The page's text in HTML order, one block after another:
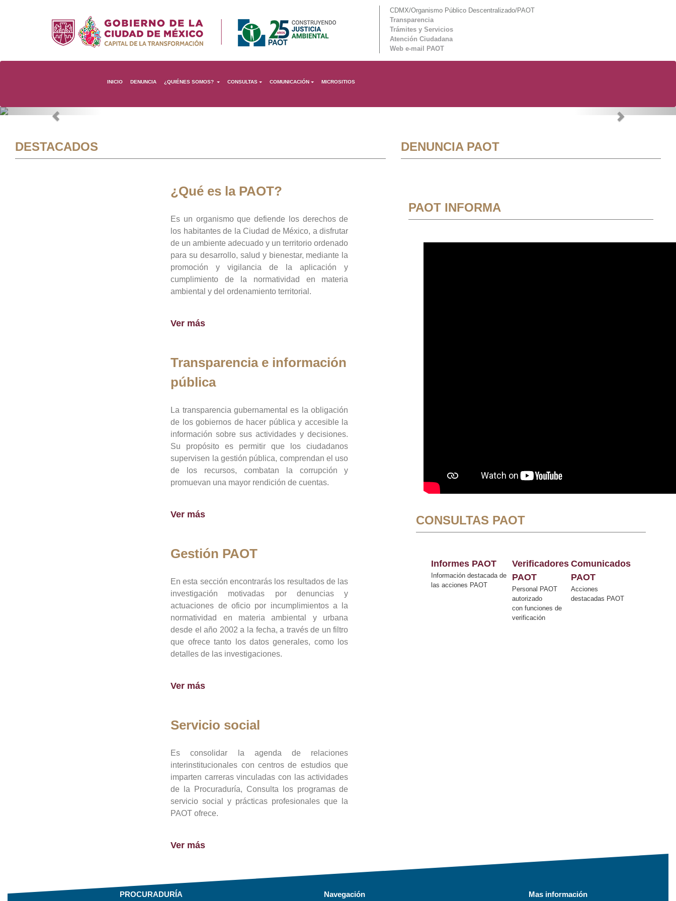
CDMX/Organismo Público Descentralizado/PAOT
Transparencia
Trámites y Servicios
Atención Ciudadana
Web e-mail PAOT
INICIO DENUNCIA ¿QUIÉNES SOMOS? CONSULTAS COMUNICACIÓN MICROSITIOS
Previous Next
DESTACADOS
¿Qué es la PAOT?
Es un organismo que defiende los derechos de
los habitantes de la Ciudad de México, a disfrutar
de un ambiente adecuado y un territorio ordenado
para su desarrollo, salud y bienestar, mediante la
promoción y vigilancia de la aplicación y
cumplimiento de la normatividad en materia
ambiental y del ordenamiento territorial.
Ver más
Transparencia e información
pública
La transparencia gubernamental es la obligación
de los gobiernos de hacer pública y accesible la
información sobre sus actividades y decisiones.
Su propósito es permitir que los ciudadanos
supervisen la gestión pública, comprendan el uso
de los recursos, combatan la corrupción y
promuevan una mayor rendición de cuentas.
Ver más
Gestión PAOT
En esta sección encontrarás los resultados de las
investigación motivadas por denuncias y
actuaciones de oficio por incumplimientos a la
normatividad en materia ambiental y urbana
desde el año 2002 a la fecha, a través de un filtro
que ofrece tanto los datos generales, como los
detalles de las investigaciones.
Ver más
Servicio social
Es consolidar la agenda de relaciones
interinstitucionales con centros de estudios que
imparten carreras vinculadas con las actividades
de la Procuraduría, Consulta los programas de
servicio social y prácticas profesionales que la
PAOT ofrece.
Ver más
DENUNCIA PAOT
PAOT INFORMA
CONSULTAS PAOT
Informes PAOT
Información destacada de
las acciones PAOT
Verificadores
PAOT
Personal PAOT
autorizado
con funciones de
verificación
Comunicados
PAOT
Acciones
destacadas PAOT
PROCURADURÍA Navegación Mas información